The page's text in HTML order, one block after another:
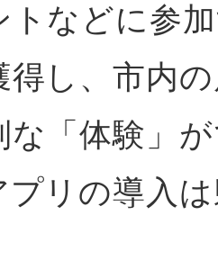
トなどに参
得し、市内
な「体験」
プリの導入
生駒
秋葉原